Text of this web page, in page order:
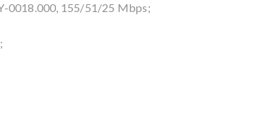
0018.000, 155/51/25 Mbps;